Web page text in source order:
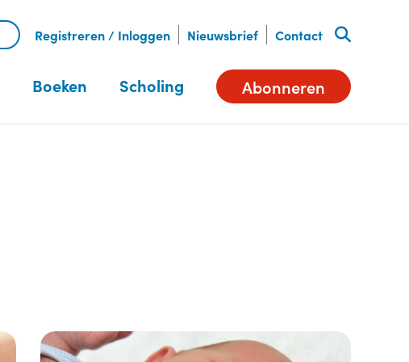
Registreren / Inloggen Nieuwsbrief Contact
Boeken Scholing Abonneren